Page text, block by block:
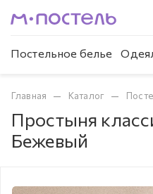
Постельное белье
Главная — Каталог —
Простыня
Бежевый